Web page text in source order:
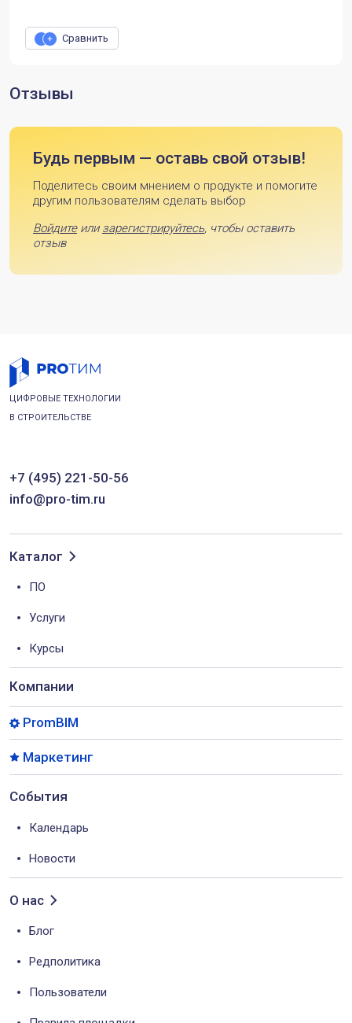
Сравнить
Отзывы
Будь первым — оставь свой отзыв!
Поделитесь своим мнением о продукте и помогите
другим пользователям сделать выбор
Войдитеили зарегистрируйтесь, чтобы оставить
отзыв
ЦИФРОВЫЕ ТЕХНОЛОГИИ
В СТРОИТЕЛЬСТВЕ
+7 (495) 221-50-56
info@pro-tim.ru
Каталог
ПО
Услуги
Курсы
Компании
PromBIM
Маркетинг
События
Календарь
Новости
О нас
Блог
Редполитика
Пользователи